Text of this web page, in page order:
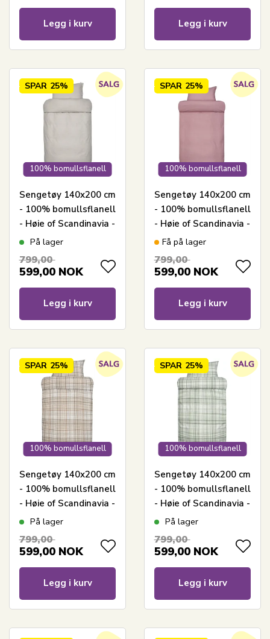
Legg i kurv Legg i kurv
100% bomullsflanell
SPAR 25%
Sengetøy 140x200 cm
- 100% bomullsflanell
- Høie of Scandinavia -
Balder Brun
På lager
799,00
599,00 NOK
Legg i kurv
100% bomullsflanell
SPAR 25%
Sengetøy 140x200 cm
- 100% bomullsflanell
- Høie of Scandinavia -
Balder Rød
Få på lager
799,00
599,00 NOK
Legg i kurv
100% bomullsflanell
SPAR 25%
Sengetøy 140x200 cm
- 100% bomullsflanell
- Høie of Scandinavia -
David Dempet Brun
På lager
799,00
599,00 NOK
Legg i kurv
100% bomullsflanell
SPAR 25%
Sengetøy 140x200 cm
- 100% bomullsflanell
- Høie of Scandinavia -
David Dempet Grønn
På lager
799,00
599,00 NOK
Legg i kurv